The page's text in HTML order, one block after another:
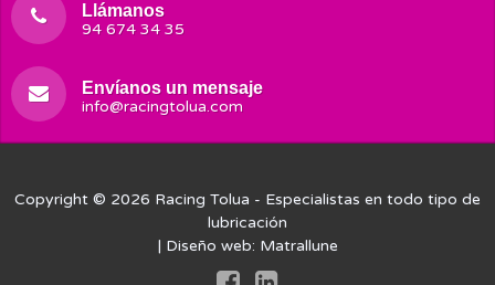
Llámanos
94 674 34 35
Envíanos un mensaje
info@racingtolua.com
Copyright © 2026 Racing Tolua - Especialistas en todo tipo de
lubricación
| Diseño web: Matrallune